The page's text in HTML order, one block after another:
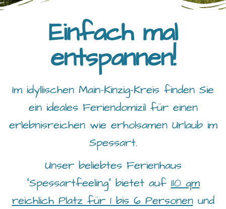
Einfach mal
entspannen!
Im idyllischen Main-Kinzig-Kreis finden Sie
ein ideales Feriendomizil für einen
erlebnisreichen wie erholsamen Urlaub im
Spessart.
Unser beliebtes Ferienhaus
"Spessartfeeling" bietet auf 110 qm
reichlich Platz für 1 bis 6 Personenund